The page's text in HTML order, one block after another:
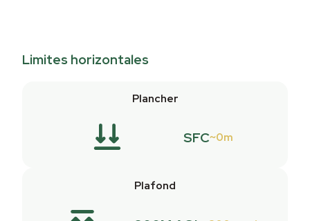
Limites horizontales
Plancher
SFC 0m
Plafond